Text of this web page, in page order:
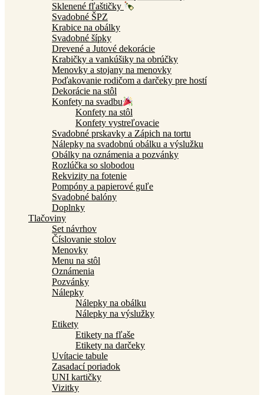
Sklenené fľaštičky
Svadobné ŠPZ
Krabice na obálky
Svadobné šípky
Drevené a Jutové dekorácie
Krabičky a vankúšiky na obrúčky
Menovky a stojany na menovky
Poďakovanie rodičom a darčeky pre hostí
Dekorácie na stôl
Konfety na svadbu
Konfety na stôl
Konfety vystreľovacie
Svadobné prskavky a Zápich na tortu
Nálepky na svadobnú obálku a výslužku
Obálky na oznámenia a pozvánky
Rozlúčka so slobodou
Rekvizity na fotenie
Pompóny a papierové guľe
Svadobné balóny
Doplnky
Tlačoviny
Set návrhov
Číslovanie stolov
Menovky
Menu na stôl
Oznámenia
Pozvánky
Nálepky
Nálepky na obálku
Nálepky na výslužky
Etikety
Etikety na fľaše
Etikety na darčeky
Uvítacie tabule
Zasadací poriadok
UNI kartičky
Vizitky